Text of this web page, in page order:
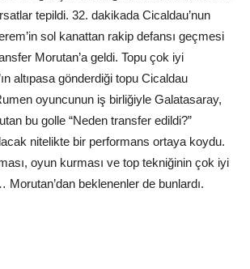
tepildi. 32. dakikada Cicaldau’nun
sol kanattan rakip defansı geçmesi
Morutan’a geldi. Topu çok iyi
altıpasa gönderdiği topu Cicaldau
oyuncunun iş birliğiyle Galatasaray,
bu golle “Neden transfer edildi?”
nitelikte bir performans ortaya koydu.
oyun kurması ve top tekniğinin çok iyi
Morutan’dan beklenenler de bunlardı.